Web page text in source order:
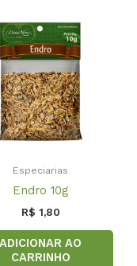
Especiarias
Endro 10g
R$ 1,80
ADICIONAR AO
CARRINHO